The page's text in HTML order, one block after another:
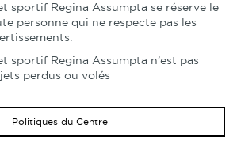
sportif Regina Assumpta se réserve le
personne qui ne respecte pas les
sportif Regina Assumpta n’est pas
perdus ou volés
Politiques du Centre